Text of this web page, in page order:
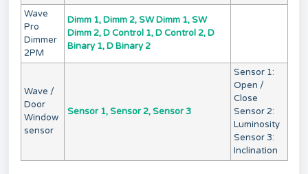
Wave
Pro
Dimmer
2PM
Dimm 1, Dimm 2, SW Dimm 1, SW
Dimm 2, D Control 1, D Control 2, D
Binary 1, D Binary 2
Wave /
Door
Window
sensor
Sensor 1, Sensor 2, Sensor 3
Sensor 1:
Open /
Close
Sensor 2:
Luminosity
Sensor 3:
Inclination